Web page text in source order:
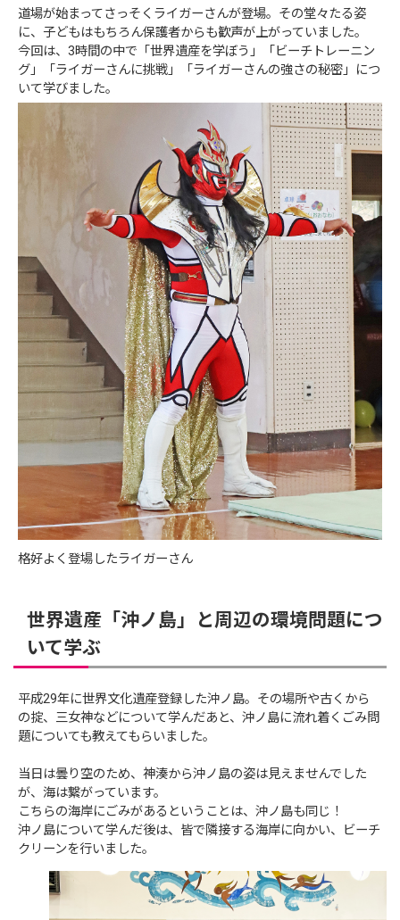
道場が始まってさっそくライガーさんが登場。その堂々たる姿
に、子どもはもちろん保護者からも歓声が上がっていました。
今回は、3時間の中で「世界遺産を学ぼう」「ビーチトレーニン
グ」「ライガーさんに挑戦」「ライガーさんの強さの秘密」につ
いて学びました。
格好よく登場したライガーさん
世界遺産「沖ノ島」と周辺の環境問題につ
いて学ぶ
平成29年に世界文化遺産登録した沖ノ島。その場所や古くから
の掟、三女神などについて学んだあと、沖ノ島に流れ着くごみ問
題についても教えてもらいました。
当日は曇り空のため、神湊から沖ノ島の姿は見えませんでした
が、海は繋がっています。
こちらの海岸にごみがあるということは、沖ノ島も同じ！
沖ノ島について学んだ後は、皆で隣接する海岸に向かい、ビーチ
クリーンを行いました。